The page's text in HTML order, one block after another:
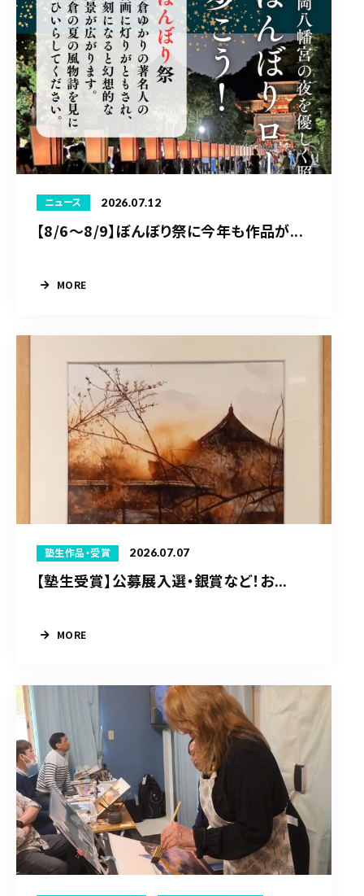
ニュース 2026.07.12
【8/6〜8/9】ぼんぼり祭に今年も作品が...
MORE
塾生作品・受賞 2026.07.07
【塾生受賞】公募展入選・銀賞など！お...
MORE